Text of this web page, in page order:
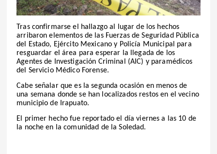
Tras confirmarse el hallazgo al lugar de los hechos
arribaron elementos de las Fuerzas de Seguridad Pública
del Estado, Ejército Mexicano y Policía Municipal para
resguardar el área para esperar la llegada de los
Agentes de Investigación Criminal (AIC) y paramédicos
del Servicio Médico Forense.
Cabe señalar que es la segunda ocasión en menos de
una semana donde se han localizados restos en el vecino
municipio de Irapuato.
El primer hecho fue reportado el día viernes a las 10 de
la noche en la comunidad de la Soledad.